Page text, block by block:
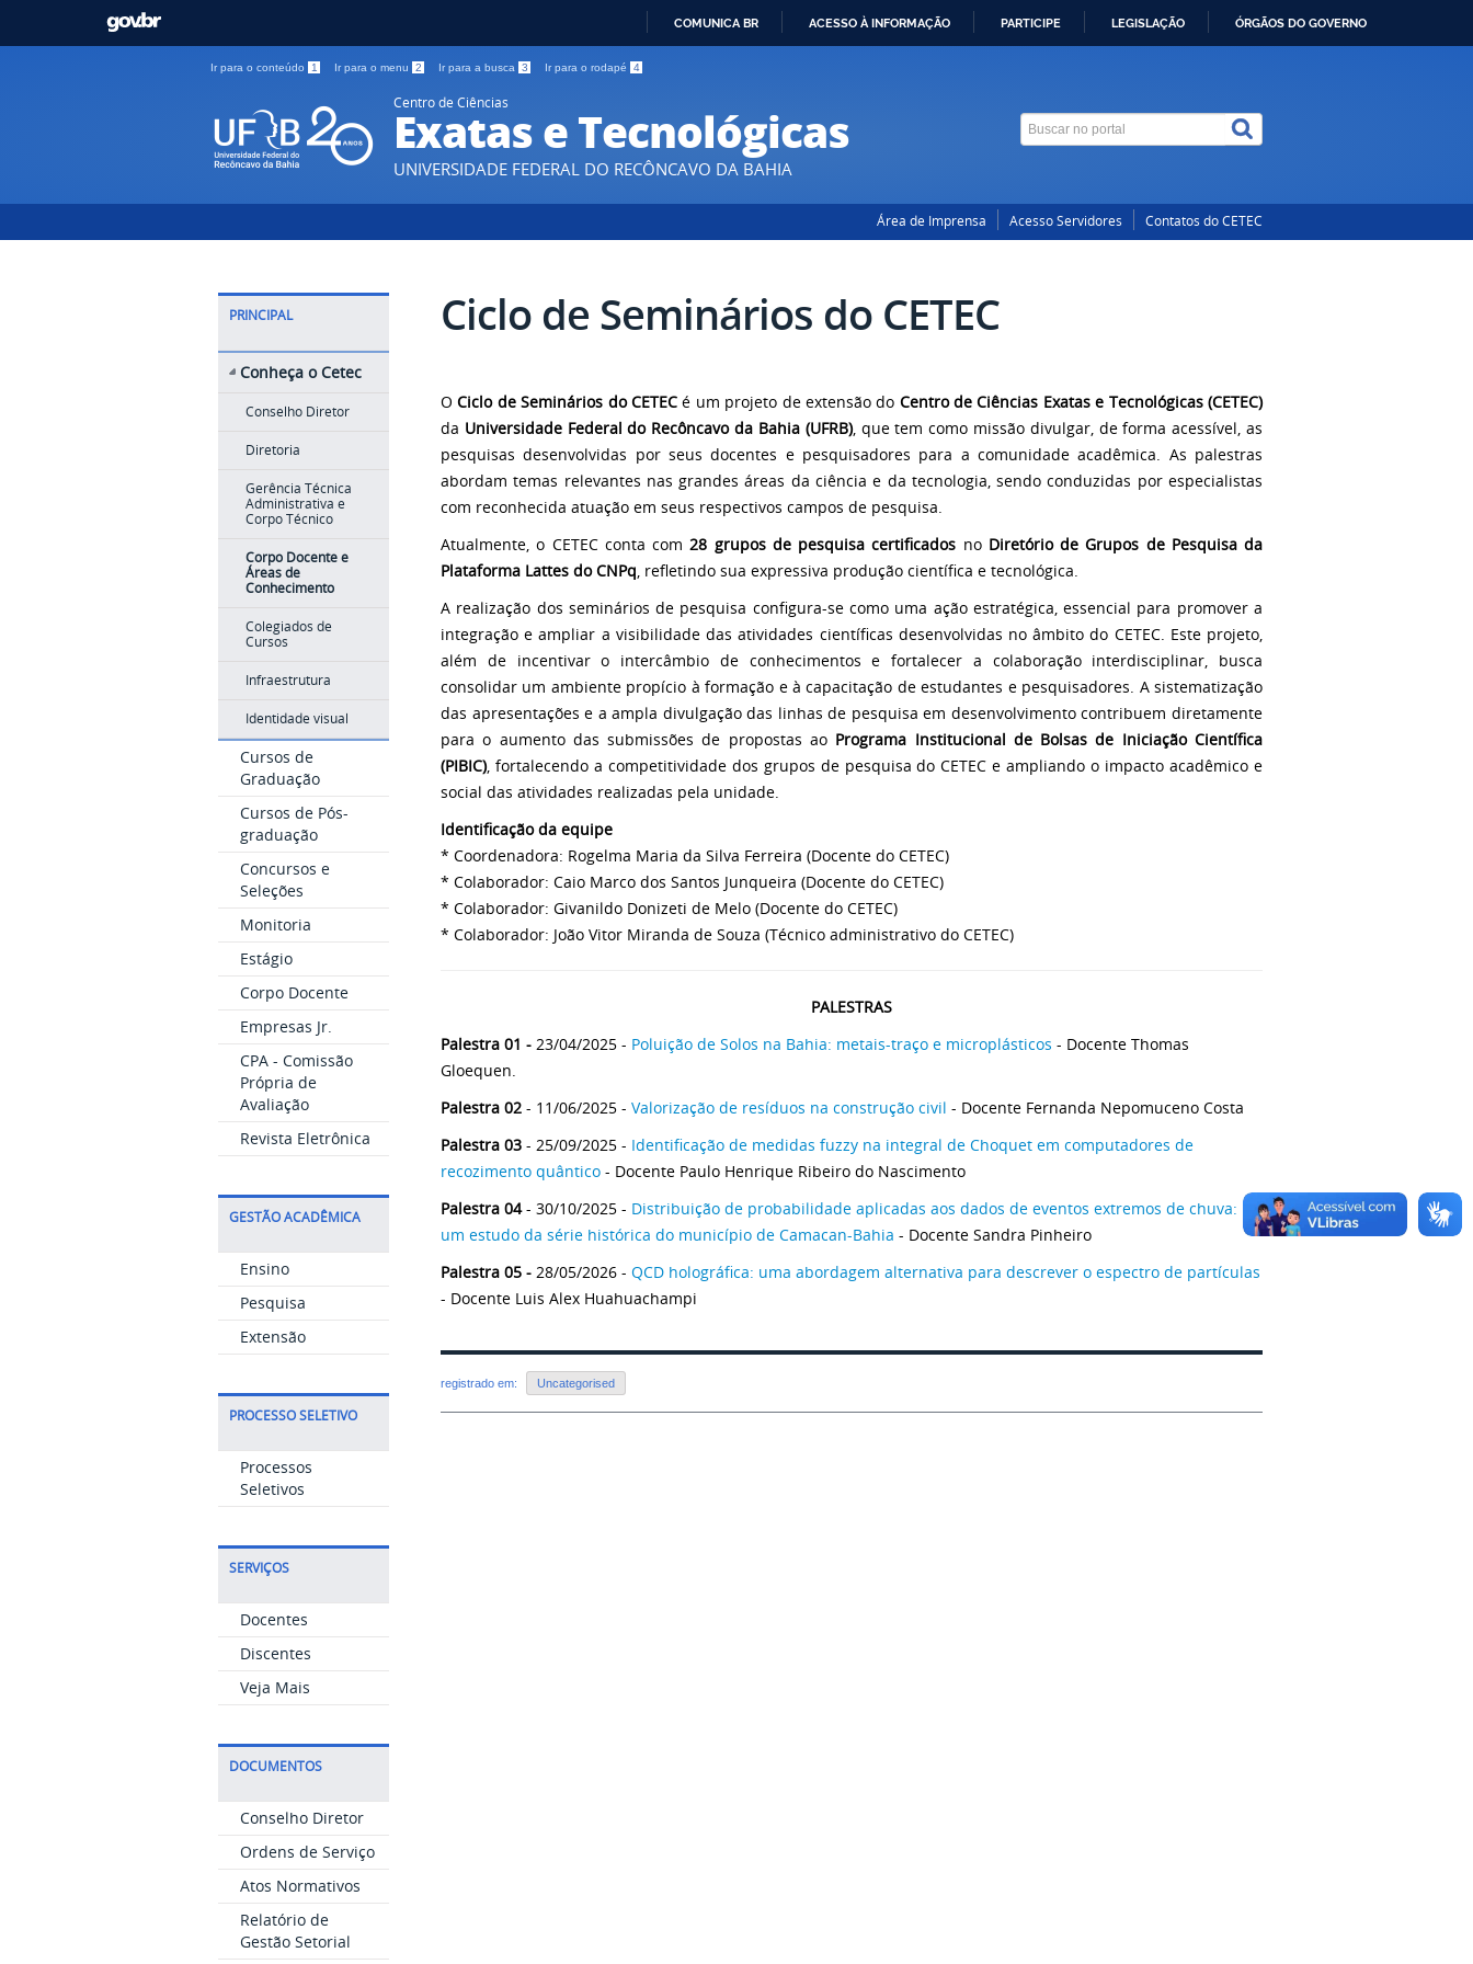
CONTEÚDO
COMUNICA BR ACESSO À INFORMAÇÃO PARTICIPE LEGISLAÇÃO ÓRGÃOS DO GOVERNO
Ir para o conteúdo 1 Ir para o menu 2 Ir para a busca 3 Ir para o rodapé 4
Centro de Ciências
Exatas e Tecnológicas
UNIVERSIDADE FEDERAL DO RECÔNCAVO DA BAHIA
Área de Imprensa Acesso Servidores Contatos do CETEC
PRINCIPAL
Conheça o Cetec
Conselho Diretor
Diretoria
Gerência Técnica
Administrativa e
Corpo Técnico
Corpo Docente e
Áreas de
Conhecimento
Colegiados de
Cursos
Infraestrutura
Identidade visual
Cursos de
Graduação
Cursos de Pós-
graduação
Concursos e
Seleções
Monitoria
Estágio
Corpo Docente
Empresas Jr.
CPA - Comissão
Própria de
Avaliação
Revista Eletrônica
GESTÃO ACADÊMICA
Ensino
Pesquisa
Extensão
PROCESSO SELETIVO
Processos
Seletivos
SERVIÇOS
Docentes
Discentes
Veja Mais
DOCUMENTOS
Conselho Diretor
Ordens de Serviço
Atos Normativos
Relatório de
Gestão Setorial
Ciclo de Seminários do CETEC
OCiclo de Seminários do CETECé um projeto de extensão do Centro de Ciências Exatas e Tecnológicas (CETEC)
da Universidade Federal do Recôncavo da Bahia (UFRB), que tem como missão divulgar, de forma acessível, as
pesquisas desenvolvidas por seus docentes e pesquisadores para a comunidade acadêmica. As palestras
abordam temas relevantes nas grandes áreas da ciência e da tecnologia, sendo conduzidas por especialistas
com reconhecida atuação em seus respectivos campos de pesquisa.
Atualmente, o CETEC conta com28 grupos de pesquisa certificados no Diretório de Grupos de Pesquisa da
Plataforma Lattes do CNPq , refletindo sua expressiva produção científica e tecnológica.
A realização dos seminários de pesquisa configura-se como uma ação estratégica, essencial para promover a
integração e ampliar a visibilidade das atividades científicas desenvolvidas no âmbito do CETEC. Este projeto,
além de incentivar o intercâmbio de conhecimentos e fortalecer a colaboração interdisciplinar, busca
consolidar um ambiente propício à formação e à capacitação de estudantes e pesquisadores. A sistematização
das apresentações e a ampla divulgação das linhas de pesquisa em desenvolvimento contribuem diretamente
para o aumento das submissões de propostas ao Programa Institucional de Bolsas de Iniciação Científica
(PIBIC), fortalecendo a competitividade dos grupos de pesquisa do CETEC e ampliando o impacto acadêmico e
social das atividades realizadas pela unidade.
Identificação da equipe
* Coordenadora: Rogelma Maria da Silva Ferreira (Docente do CETEC)
* Colaborador: Caio Marco dos Santos Junqueira (Docente do CETEC)
* Colaborador: Givanildo Donizeti de Melo (Docente do CETEC)
* Colaborador: João Vitor Miranda de Souza (Técnico administrativo do CETEC)
PALESTRAS
Palestra 01 - 23/04/2025 - Poluição de Solos na Bahia: metais-traço e microplásticos - Docente Thomas
Gloequen.
Palestra 02 - 11/06/2025 - Valorização de resíduos na construção civil - Docente Fernanda Nepomuceno Costa
Palestra 03 - 25/09/2025 - Identificação de medidas fuzzy na integral de Choquet em computadores de
recozimento quântico - Docente Paulo Henrique Ribeiro do Nascimento
Palestra 04- 30/10/2025 - Distribuição de probabilidade aplicadas aos dados de eventos extremos de chuva:
um estudo da série histórica do município de Camacan-Bahia - Docente Sandra Pinheiro
Palestra 05 - 28/05/2026 - QCD holográfica: uma abordagem alternativa para descrever o espectro de partículas
- Docente Luis Alex Huahuachampi
registrado em: Uncategorised